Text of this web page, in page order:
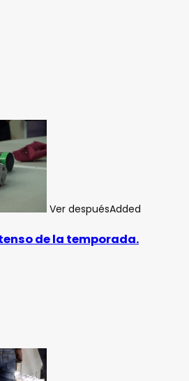
Ver despuésAdded
de la temporada.